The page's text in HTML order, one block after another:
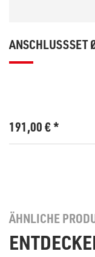
ANSCHLUSSSET
191,00€*
ÄHNLICHE